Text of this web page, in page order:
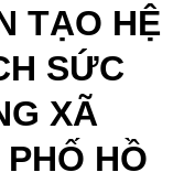
TẠO HỆ
SỨC
XÃ
HỒ